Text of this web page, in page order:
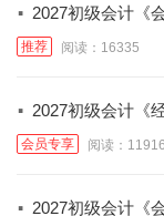
· 2027初级会计《
推荐 阅读：16335
· 2027初级会计《
会员专享 阅读：11916
· 2027初级会计《